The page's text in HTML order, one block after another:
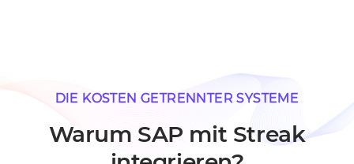
DIE KOSTEN GETRENNTER SYSTEME
Warum SAP mit Streak